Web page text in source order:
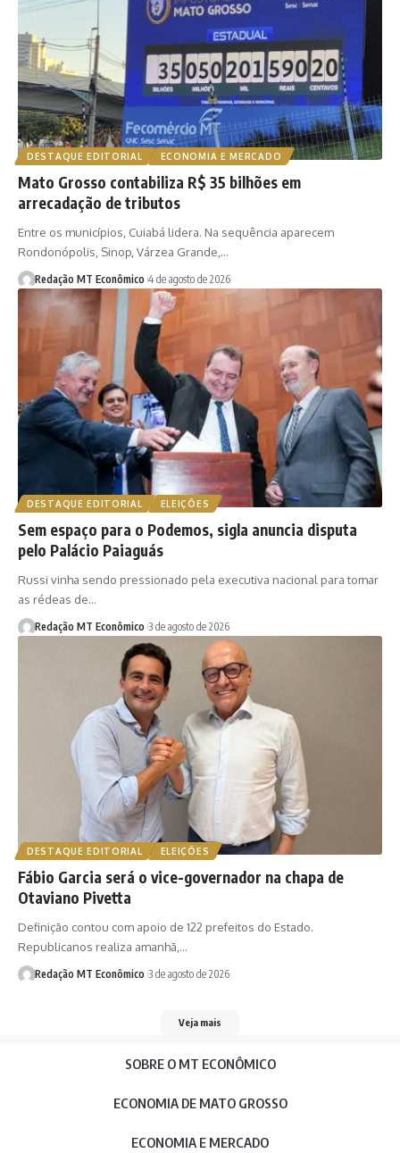
DESTAQUE EDITORIAL ECONOMIA E MERCADO
Mato Grosso contabiliza R$ 35 bilhões em
arrecadação de tributos
Entre os municípios, Cuiabá lidera. Na sequência aparecem
Rondonópolis, Sinop, Várzea Grande,…
Redação MT Econômico 4 de agosto de 2026
DESTAQUE EDITORIAL ELEIÇÕES
Sem espaço para o Podemos, sigla anuncia disputa
pelo Palácio Paiaguás
Russi vinha sendo pressionado pela executiva nacional para tomar
as rédeas de…
Redação MT Econômico 3 de agosto de 2026
DESTAQUE EDITORIAL ELEIÇÕES
Fábio Garcia será o vice-governador na chapa de
Otaviano Pivetta
Definição contou com apoio de 122 prefeitos do Estado.
Republicanos realiza amanhã,…
Redação MT Econômico 3 de agosto de 2026
Veja mais
SOBRE O MT ECONÔMICO
ECONOMIA DE MATO GROSSO
ECONOMIA E MERCADO